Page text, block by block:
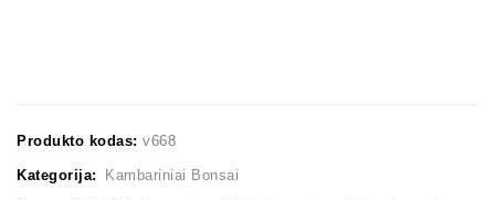
Produkto kodas: v668
Kategorija: Kambariniai Bonsai